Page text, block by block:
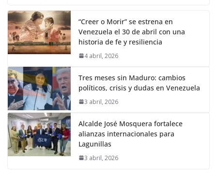
“Creer o Morir” se estrena en
Venezuela el 30 de abril con una
historia de fe y resiliencia
4 abril, 2026
Tres meses sin Maduro: cambios
políticos, crisis y dudas en Venezuela
3 abril, 2026
Alcalde José Mosquera fortalece
alianzas internacionales para
Lagunillas
3 abril, 2026